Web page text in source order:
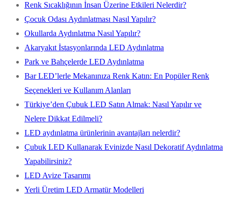
Renk Sıcaklığının İnsan Üzerine Etkileri Nelerdir?
Çocuk Odası Aydınlatması Nasıl Yapılır?
Okullarda Aydınlatma Nasıl Yapılır?
Akaryakıt İstasyonlarında LED Aydınlatma
Park ve Bahçelerde LED Aydınlatma
Bar LED’lerle Mekanınıza Renk Katın: En Popüler Renk
Seçenekleri ve Kullanım Alanları
Türkiye’den Çubuk LED Satın Almak: Nasıl Yapılır ve
Nelere Dikkat Edilmeli?
LED aydınlatma ürünlerinin avantajları nelerdir?
Çubuk LED Kullanarak Evinizde Nasıl Dekoratif Aydınlatma
Yapabilirsiniz?
LED Avize Tasarımı
Yerli Üretim LED Armatür Modelleri